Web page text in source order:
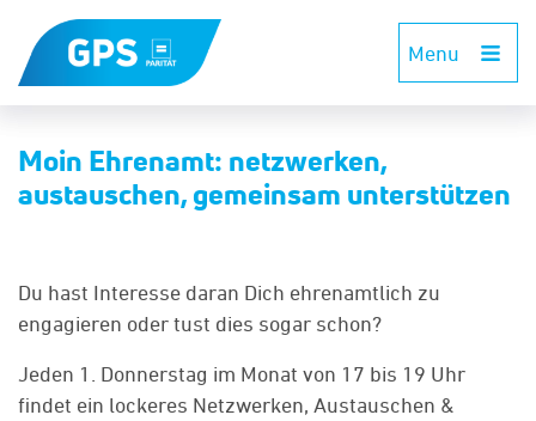
Menu
Moin Ehrenamt: netzwerken,
austauschen, gemeinsam unterstützen
Du hast Interesse daran Dich ehrenamtlich zu
engagieren oder tust dies sogar schon?
Jeden 1. Donnerstag im Monat von 17 bis 19 Uhr
findet ein lockeres Netzwerken, Austauschen &